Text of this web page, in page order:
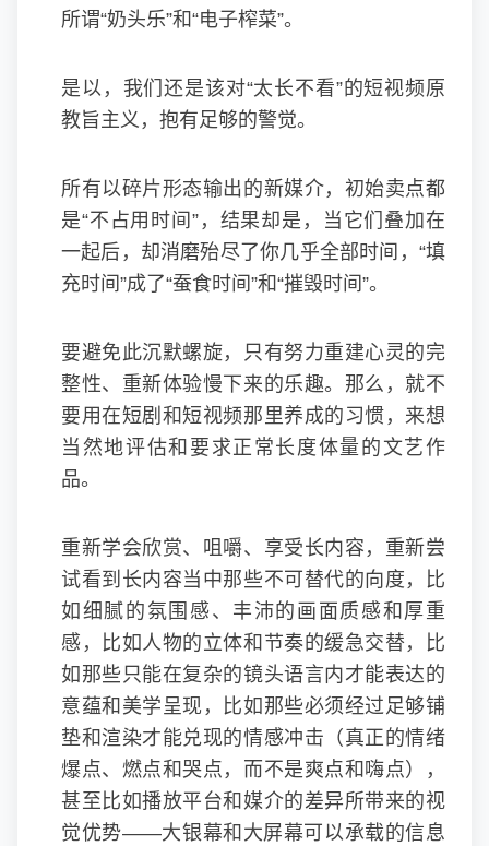
所谓“奶头乐”和“电子榨菜”。
是以，我们还是该对“太长不看”的短视频原
教旨主义，抱有足够的警觉。
所有以碎片形态输出的新媒介，初始卖点都
是“不占用时间”，结果却是，当它们叠加在
一起后，却消磨殆尽了你几乎全部时间，“填
充时间”成了“蚕食时间”和“摧毁时间”。
要避免此沉默螺旋，只有努力重建心灵的完
整性、重新体验慢下来的乐趣。那么，就不
要用在短剧和短视频那里养成的习惯，来想
当然地评估和要求正常长度体量的文艺作
品。
重新学会欣赏、咀嚼、享受长内容，重新尝
试看到长内容当中那些不可替代的向度，比
如细腻的氛围感、丰沛的画面质感和厚重
感，比如人物的立体和节奏的缓急交替，比
如那些只能在复杂的镜头语言内才能表达的
意蕴和美学呈现，比如那些必须经过足够铺
垫和渲染才能兑现的情感冲击（真正的情绪
爆点、燃点和哭点，而不是爽点和嗨点），
甚至比如播放平台和媒介的差异所带来的视
觉优势——大银幕和大屏幕可以承载的信息